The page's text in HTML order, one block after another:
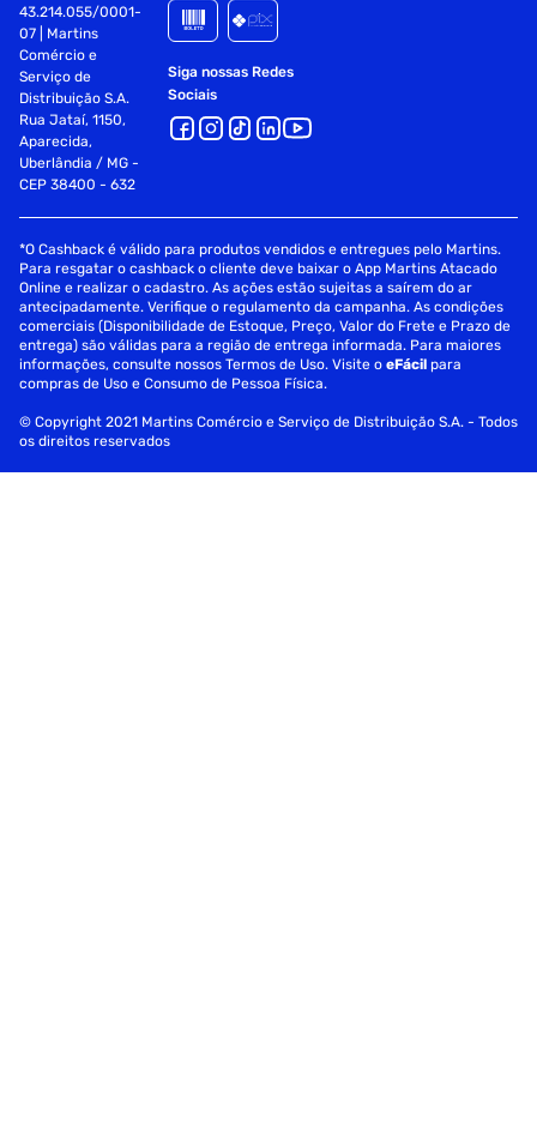
43.214.055/0001-
07 | Martins
Comércio e
Serviço de
Distribuição S.A.
Rua Jataí, 1150,
Aparecida,
Uberlândia / MG -
CEP 38400 - 632
Siga nossas Redes
Sociais
*O Cashback é válido para produtos vendidos e entregues pelo Martins.
Para resgatar o cashback o cliente deve baixar o App Martins Atacado
Online e realizar o cadastro. As ações estão sujeitas a saírem do ar
antecipadamente. Verifique o regulamento da campanha. As condições
comerciais (Disponibilidade de Estoque, Preço, Valor do Frete e Prazo de
entrega) são válidas para a região de entrega informada. Para maiores
informações, consulte nossos Termos de Uso. Visite oeFácil para
compras de Uso e Consumo de Pessoa Física.
© Copyright 2021 Martins Comércio e Serviço de Distribuição S.A. - Todos
os direitos reservados